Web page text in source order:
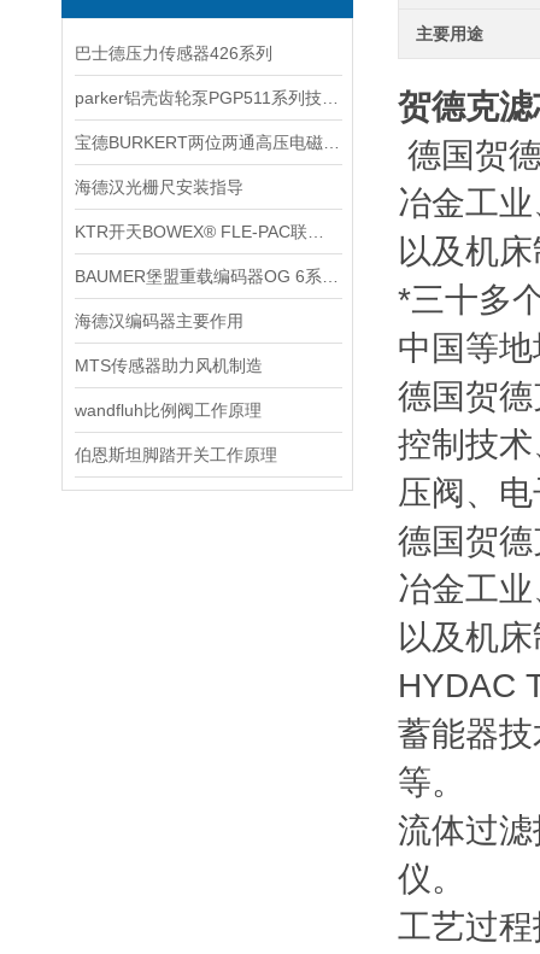
巴士德压力传感器426系列
海德汉光栅尺安装指导
海德汉编码器主要作用
MTS传感器助力风机制造
wandfluh比例阀工作原理
伯恩斯坦脚踏开关工作原理
主要用途
贺德克
德国贺
冶金工
以及机
*三十多
中国等
德国贺
控制技
压阀、
德国贺
冶金工
以及机
HYDAC
蓄能器
等。
流体过
仪。
工艺过